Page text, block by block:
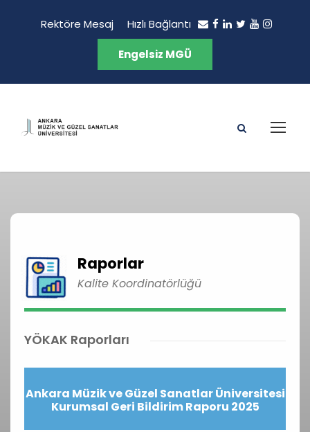
Rektöre Mesaj Hızlı Bağlantı
Engelsiz MGÜ
Raporlar
Kalite Koordinatörlüğü
YÖKAK Raporları
Ankara Müzik ve Güzel Sanatlar Üniversitesi
Kurumsal Geri Bildirim Raporu 2025